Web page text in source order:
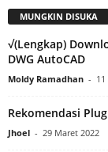
MUNGKIN DISUKA
√(Lengkap)
DWG AutoCAD
Moldy Ramadhan -
Rekomendasi
Jhoel - 29 Maret 2022